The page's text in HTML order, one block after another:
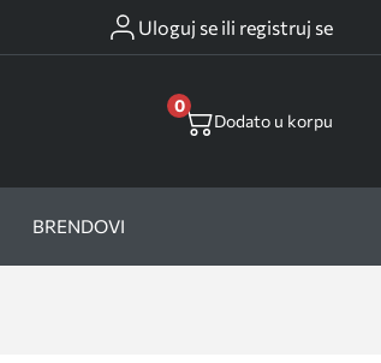
Uloguj se ili registruj se
0
Dodato u korpu
BRENDOVI